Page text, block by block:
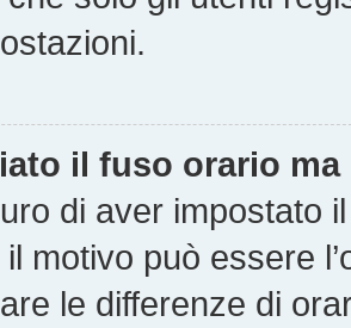
il fuso orario ma
di aver impostato
motivo può essere
le differenze di